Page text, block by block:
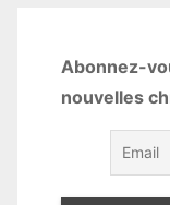
Abonnez-
nouvelles